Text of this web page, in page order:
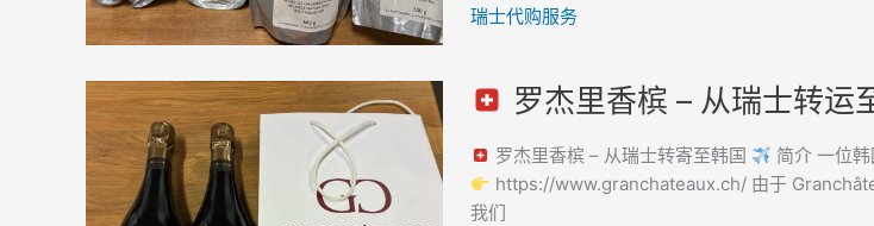
从
购
并
运
送
瑞士代购服务
罗杰里香槟 – 从瑞士转运
罗杰里香槟 – 从瑞士转寄至韩国
简介 一位
https://www.granchateaux.ch/ 由于
我们
杰
里
香